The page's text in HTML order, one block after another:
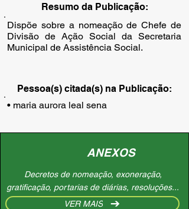
Resumo da Publicação:
Dispõe sobre a nomeação de Chefe de
Divisão de Ação Social da Secretaria
Municipal de Assistência Social.
Pessoa(s) citada(s) na Publicação:
• maria aurora leal sena
ANEXOS
Decretos de nomeação, exoneração,
gratificação, portarias de diárias, resoluções...
VER MAIS